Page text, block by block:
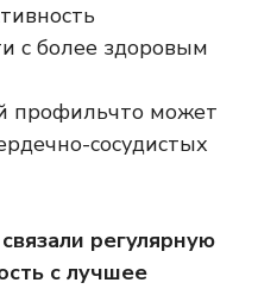
с более здоровым
профильчто может
сосудистых
регулярную
с лучшее